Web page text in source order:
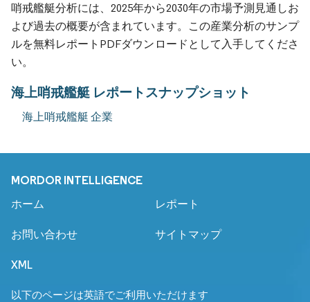
哨戒艦艇分析には、2025年から2030年の市場予測見通しお
よび過去の概要が含まれています。この産業分析のサンプ
ルを無料レポートPDFダウンロードとして入手してくださ
い。
海上哨戒艦艇 レポートスナップショット
海上哨戒艦艇 企業
MORDOR INTELLIGENCE
ホーム レポート
お問い合わせ サイトマップ
XML
以下のページは英語でご利用いただけます